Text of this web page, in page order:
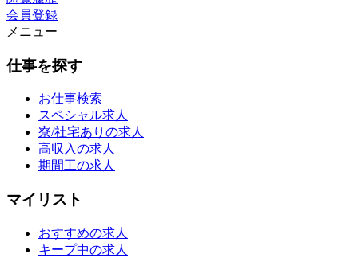
会員登録
メニュー
仕事を探す
お仕事検索
スペシャル求人
寮/社宅ありの求人
高収入の求人
期間工の求人
マイリスト
おすすめの求人
キープ中の求人